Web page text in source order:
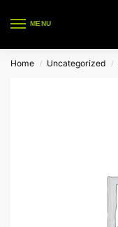
MENU
Home / Uncategorized /